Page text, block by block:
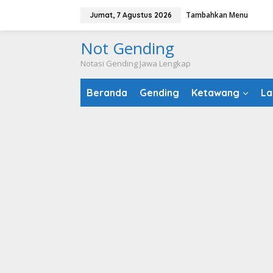
konten
Jumat, 7 Agustus 2026 Tambahkan Menu
Not Gending
Notasi Gending Jawa Lengkap
Beranda Gending Ketawang